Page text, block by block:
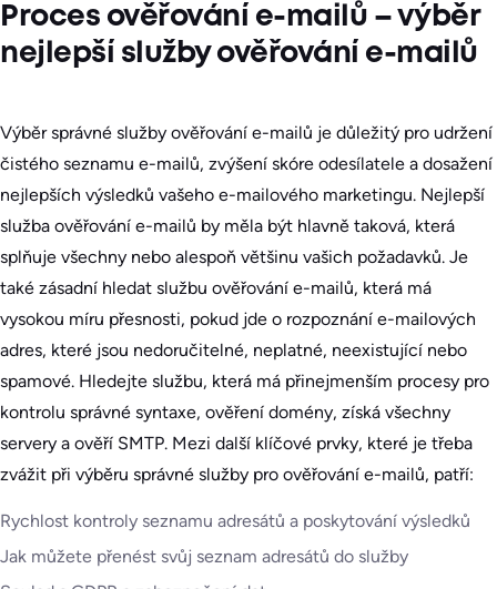
Proces ověřování e-mailů – výběr
nejlepší služby ověřování e-mailů
Výběr správné služby ověřování e-mailů je důležitý pro udržení
čistého seznamu e-mailů, zvýšení skóre odesílatele a dosažení
nejlepších výsledků vašeho e-mailového marketingu. Nejlepší
služba ověřování e-mailů by měla být hlavně taková, která
splňuje všechny nebo alespoň většinu vašich požadavků. Je
také zásadní hledat službu ověřování e-mailů, která má
vysokou míru přesnosti, pokud jde o rozpoznání e-mailových
adres, které jsou nedoručitelné, neplatné, neexistující nebo
spamové. Hledejte službu, která má přinejmenším procesy pro
kontrolu správné syntaxe, ověření domény, získá všechny
servery a ověří SMTP. Mezi další klíčové prvky, které je třeba
zvážit při výběru správné služby pro ověřování e-mailů, patří:
Rychlost kontroly seznamu adresátů a poskytování výsledků
Jak můžete přenést svůj seznam adresátů do služby